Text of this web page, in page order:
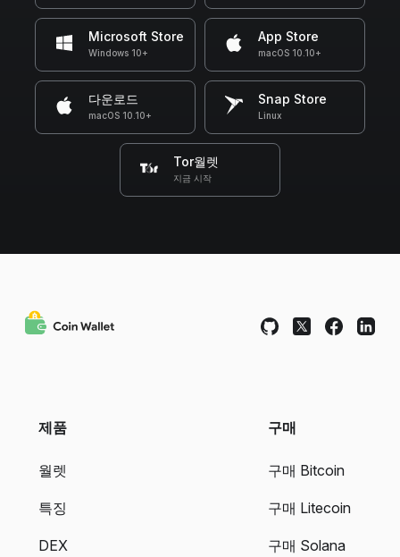
Microsoft Store
Windows 10+
App Store
macOS 10.10+
다운로드
macOS 10.10+
Snap Store
Linux
Tor월렛
지금 시작
제품
월렛
특징
DEX
구매
구매 Bitcoin
구매 Litecoin
구매 Solana